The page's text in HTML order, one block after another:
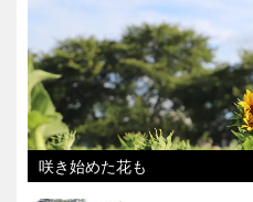
咲き始めた花も